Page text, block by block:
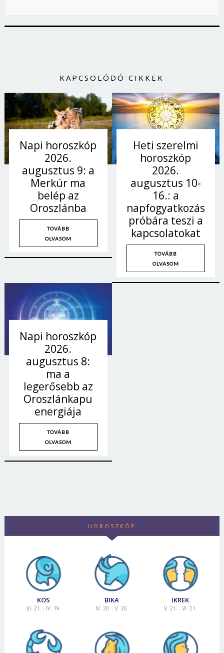
KAPCSOLÓDÓ CIKKEK
Napi horoszkóp
2026.
augusztus 9: a
Merkúr ma
belép az
Oroszlánba
TOVÁBB
OLVASOM
Heti szerelmi
horoszkóp
2026.
augusztus 10-
16.: a
napfogyatkozás
próbára teszi a
kapcsolatokat
TOVÁBB
OLVASOM
Napi horoszkóp
2026.
augusztus 8:
ma a
legerősebb az
Oroszlánkapu
energiája
TOVÁBB
OLVASOM
HOROSZKÓP
KOS
III. 21. - IV. 19.
BIKA
IV. 20. - V. 20.
IKREK
V. 21. - VI. 21.